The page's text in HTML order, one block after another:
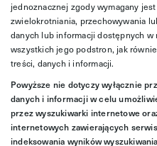
jednoznacznej zgody wymagany
zwielokrotniania, przechowywania
danych lub informacji dostępnych
wszystkich jego podstron, jak
treści, danych i informacji.
Powyższe nie dotyczy wyłącznie
danych i informacji w celu
przez wyszukiwarki internetowe
internetowych zawierających
indeksowania wyników